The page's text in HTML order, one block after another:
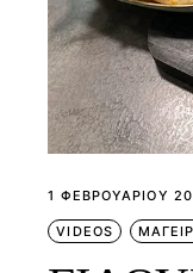
1 ΦΕΒΡΟΥΑΡΊΟΥ
VIDEOS